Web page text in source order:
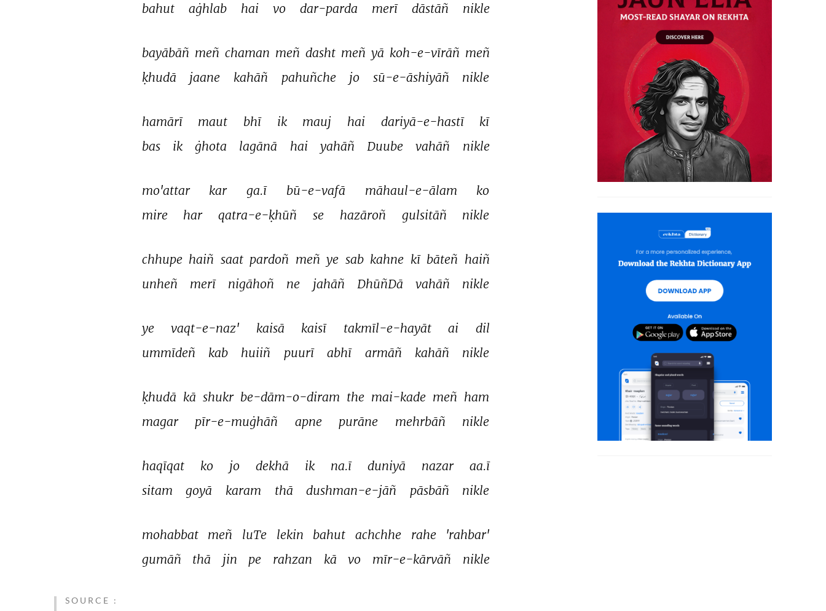
bahut
aġhlab hai vo dar-parda merī dāstāñ nikle
bayābāñ meñ chaman meñ dasht meñ yā koh-e-vīrāñ meñ
ḳhudā
jaane kahāñ pahuñche jo sū-e-āshiyāñ nikle
hamārī maut bhī ik mauj hai dariyā-e-hastī
kī
bas
ik ġhota lagānā hai yahāñ Duube vahāñ nikle
mo'attar kar ga.ī bū-e-vafā māhaul-e-ālam
ko
mire
har qatra-e-ḳhūñ se hazāroñ gulsitāñ nikle
chhupe haiñ saat pardoñ meñ ye sab kahne kī bāteñ haiñ
unheñ
merī nigāhoñ ne jahāñ DhūñDā vahāñ nikle
ye vaqt-e-naz' kaisā kaisī takmīl-e-hayāt ai
dil
ummīdeñ
kab huiiñ puurī abhī armāñ kahāñ nikle
ḳhudā kā shukr be-dām-o-diram the mai-kade meñ ham
magar
pīr-e-muġhāñ apne purāne mehrbāñ nikle
haqīqat ko jo dekhā ik na.ī duniyā nazar
aa.ī
sitam
goyā karam thā dushman-e-jāñ pāsbāñ nikle
mohabbat meñ luTe lekin bahut achchhe rahe
'rahbar'
gumāñ
thā jin pe rahzan kā vo mīr-e-kārvāñ nikle
SOURCE :